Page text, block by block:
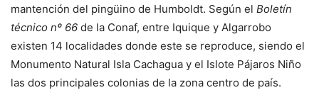
mantención del pingüino de Humboldt. Según el Boletín
técnico nº 66 de la Conaf, entre Iquique y Algarrobo
existen 14 localidades donde este se reproduce, siendo el
Monumento Natural Isla Cachagua y el Islote Pájaros Niño
las dos principales colonias de la zona centro de país.